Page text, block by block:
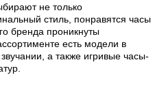
не только
стиль, понравятся часы
бренда проникнуты
есть модели в
а также игривые часы-